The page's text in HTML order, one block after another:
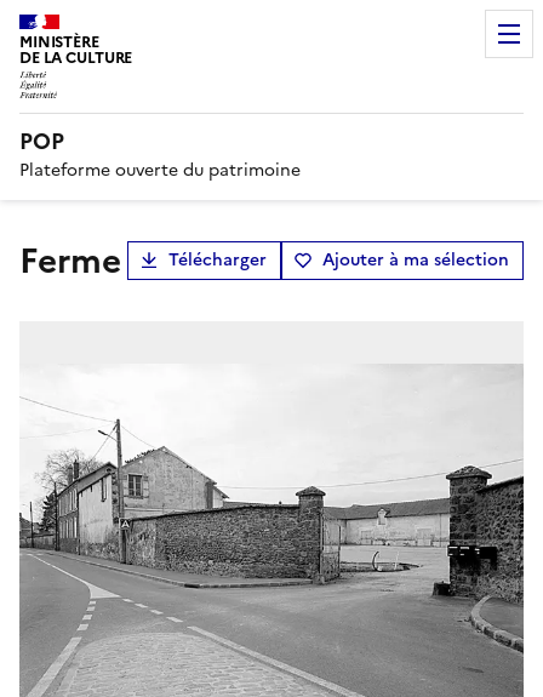
MINISTÈRE
DE LA CULTURE
POP
Plateforme ouverte du patrimoine
ferme Télécharger Ajouter à ma sélection